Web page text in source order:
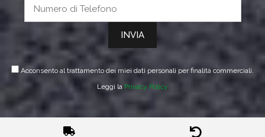
Acconsento al trattamento dei miei dati personali per finalità commerciali.
Leggi la Privacy Policy